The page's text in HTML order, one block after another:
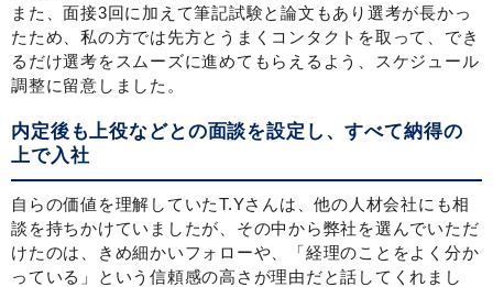
また、面接3回に加えて筆記試験と論文もあり選考が長かっ
たため、私の方では先方とうまくコンタクトを取って、でき
るだけ選考をスムーズに進めてもらえるよう、スケジュール
調整に留意しました。
内定後も上役などとの面談を設定し、すべて納得の
上で入社
自らの価値を理解していたT.Yさんは、他の人材会社にも相
談を持ちかけていましたが、その中から弊社を選んでいただ
けたのは、きめ細かいフォローや、「経理のことをよく分か
っている」という信頼感の高さが理由だと話してくれまし